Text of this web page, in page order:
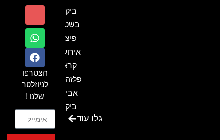
ביקור
בשטח-
פיצ'ר
אירועים
קראון
פלזה תל
אביב-
ביקור
בכנסגלו עוד
הצטרפו
לניוזלטר
שלנו !